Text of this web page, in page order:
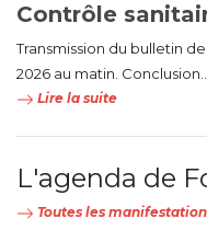
Contrôle
Transmission du bulletin
2026 au matin. Conclusion...
Lire la suite
L'agenda de
Toutes les